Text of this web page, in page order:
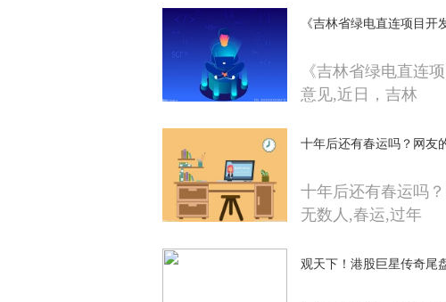
《吉林省绿电直连项目
《吉林省绿电直连
意见,近日，吉林
十年后还有春运吗？网友
十年后还有春运吗
无数人,春运,过年
观天下！港股巨星传奇尾